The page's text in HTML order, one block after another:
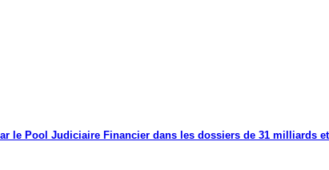
le Pool Judiciaire Financier dans les dossiers de 31 milliards